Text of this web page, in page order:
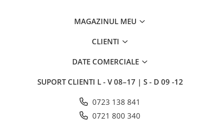
MAGAZINUL MEU
CLIENTI
DATE COMERCIALE
SUPORT CLIENTI L - V 08–17 | S - D 09 -12
0723 138 841
0721 800 340